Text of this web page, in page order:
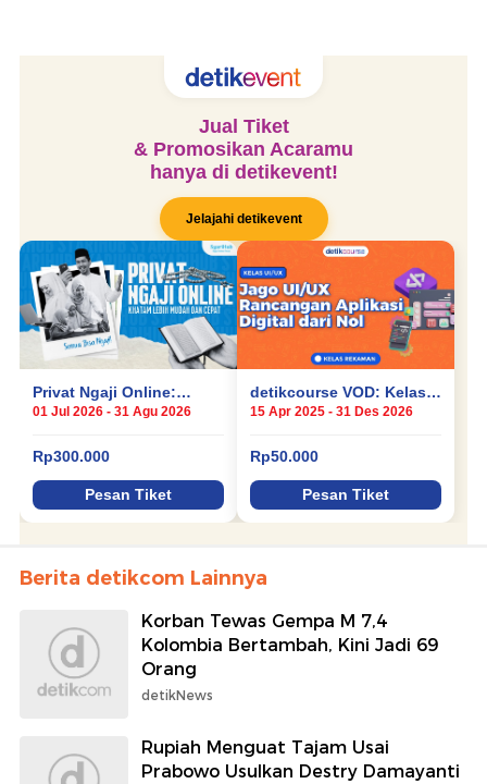
Berita detikcom Lainnya
Korban Tewas Gempa M 7,4
Kolombia Bertambah, Kini Jadi 69
Orang
detikNews
Rupiah Menguat Tajam Usai
Prabowo Usulkan Destry Damayanti